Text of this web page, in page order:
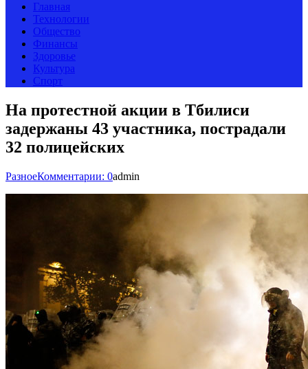
Главная
Технологии
Общество
Финансы
Здоровье
Культура
Спорт
На протестной акции в Тбилиси
задержаны 43 участника, пострадали
32 полицейских
РазноеКомментарии: 0admin